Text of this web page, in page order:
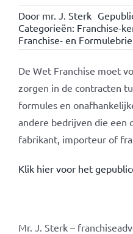
Door mr. J. Sterk
Categorieën: Franchise-
Franchise- en
De Wet Franchise moet
zorgen in de contracten
formules en
andere bedrijven die een
fabrikant, importeur of
Klik hier voor het
Mr. J. Sterk –